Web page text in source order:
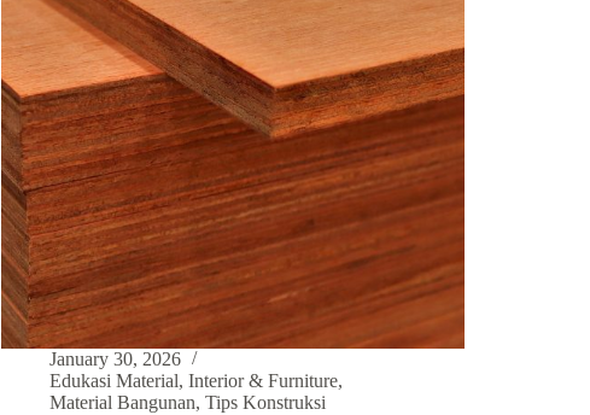
January 30, 2026
Edukasi Material,Interior & Furniture,
Material Bangunan,Tips Konstruksi